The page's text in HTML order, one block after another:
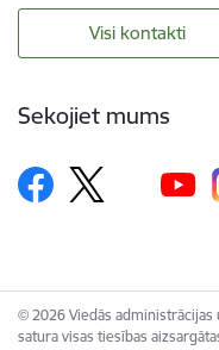
Visi kontakti
Sekojiet mums
© 2026 Viedās
satura visas tiesības